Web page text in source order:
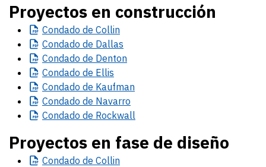
Proyectos en construcción
Condado de Collin
Condado de Dallas
Condado de Denton
Condado de Ellis
Condado de Kaufman
Condado de Navarro
Condado de Rockwall
Proyectos en fase de diseño
Condado de Collin